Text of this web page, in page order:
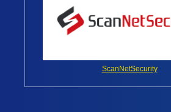
ScanNetSecurity